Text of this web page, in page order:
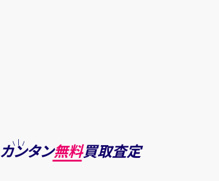
カンタン無料買取査定